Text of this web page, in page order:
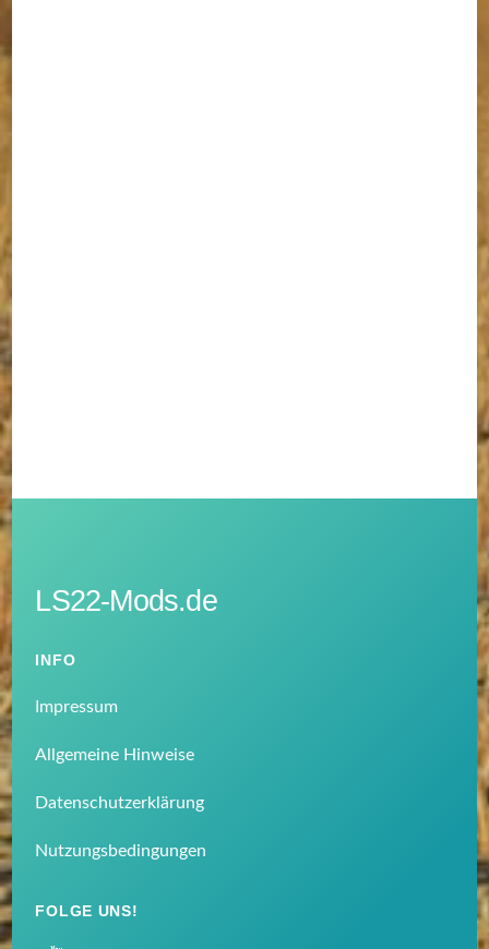
LS22-Mods.de
INFO
Impressum
Allgemeine Hinweise
Datenschutzerklärung
Nutzungsbedingungen
FOLGE UNS!